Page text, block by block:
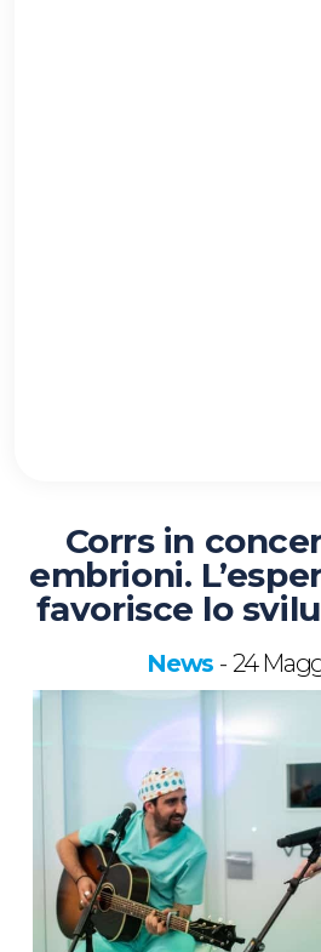
Corrs in
embrioni.
favorisce lo
News -24